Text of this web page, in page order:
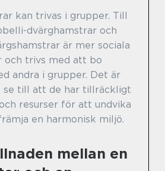
kan trivas i grupper. Till
dvärghamstrar och
är mer sociala
och trivs med att bo
andra i grupper. Det är
till att de har tillräckligt
resurser för att undvika
en harmonisk miljö.
mellan en